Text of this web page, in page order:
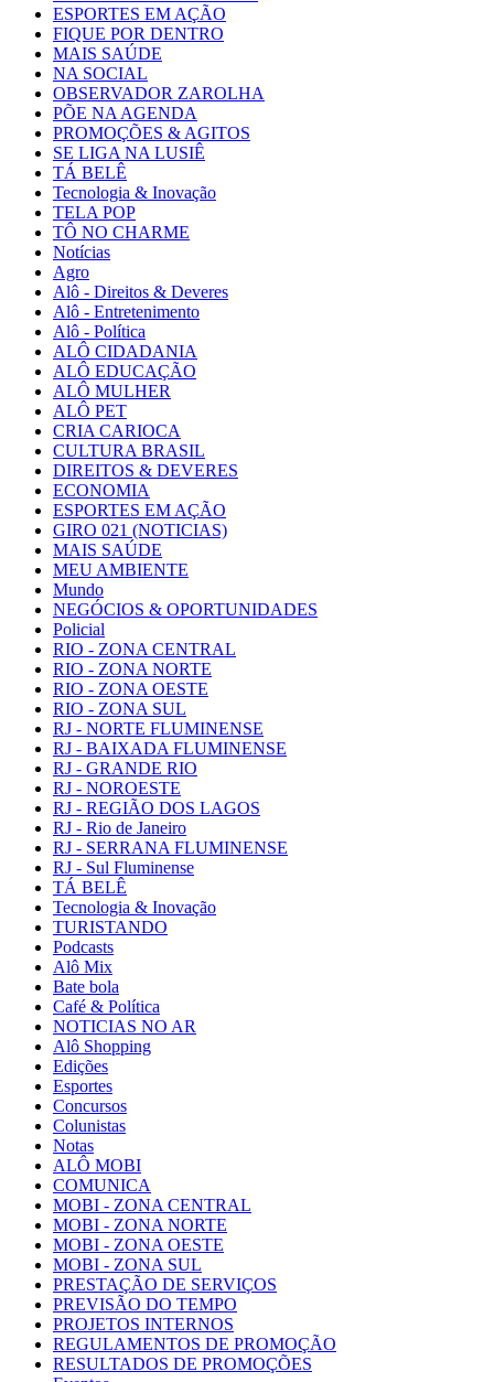
ESPORTES EM AÇÃO
FIQUE POR DENTRO
MAIS SAÚDE
NA SOCIAL
OBSERVADOR ZAROLHA
PÕE NA AGENDA
PROMOÇÕES & AGITOS
SE LIGA NA LUSIÊ
TÁ BELÊ
Tecnologia & Inovação
TELA POP
TÔ NO CHARME
Notícias
Agro
Alô - Direitos & Deveres
Alô - Entretenimento
Alô - Política
ALÔ CIDADANIA
ALÔ EDUCAÇÃO
ALÔ MULHER
ALÔ PET
CRIA CARIOCA
CULTURA BRASIL
DIREITOS & DEVERES
ECONOMIA
ESPORTES EM AÇÃO
GIRO 021 (NOTICIAS)
MAIS SAÚDE
MEU AMBIENTE
Mundo
NEGÓCIOS & OPORTUNIDADES
Policial
RIO - ZONA CENTRAL
RIO - ZONA NORTE
RIO - ZONA OESTE
RIO - ZONA SUL
RJ - NORTE FLUMINENSE
RJ - BAIXADA FLUMINENSE
RJ - GRANDE RIO
RJ - NOROESTE
RJ - REGIÃO DOS LAGOS
RJ - Rio de Janeiro
RJ - SERRANA FLUMINENSE
RJ - Sul Fluminense
TÁ BELÊ
Tecnologia & Inovação
TURISTANDO
Podcasts
Alô Mix
Bate bola
Café & Política
NOTICIAS NO AR
Alô Shopping
Edições
Esportes
Concursos
Colunistas
Notas
ALÔ MOBI
COMUNICA
MOBI - ZONA CENTRAL
MOBI - ZONA NORTE
MOBI - ZONA OESTE
MOBI - ZONA SUL
PRESTAÇÃO DE SERVIÇOS
PREVISÃO DO TEMPO
PROJETOS INTERNOS
REGULAMENTOS DE PROMOÇÃO
RESULTADOS DE PROMOÇÕES